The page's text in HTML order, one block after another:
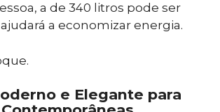
a de 340 litros pode ser
a economizar energia.
e Elegante para